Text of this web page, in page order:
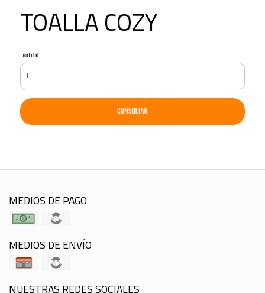
TOALLA COZY
Cantidad
CONSULTAR
MEDIOS DE PAGO
MEDIOS DE ENVÍO
NUESTRAS REDES SOCIALES